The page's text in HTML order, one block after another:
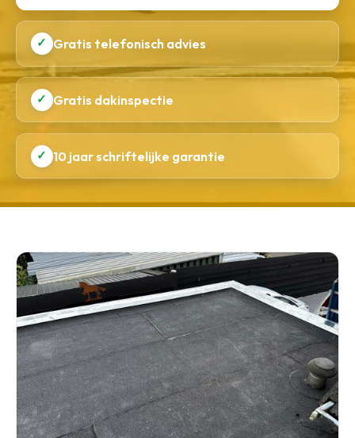
✓ Gratis telefonisch advies
✓ Gratis dakinspectie
✓ 10 jaar schriftelijke garantie